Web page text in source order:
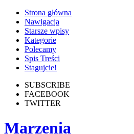
Strona główna
Nawigacja
Starsze wpisy
Kategorie
Polecamy
Spis Treści
Stagujcie!
SUBSCRIBE
FACEBOOK
TWITTER
Marzenia